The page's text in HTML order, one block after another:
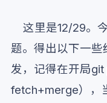
这里是12/29。
题。得出以下一些
发，记得在开局
fetch+merge），